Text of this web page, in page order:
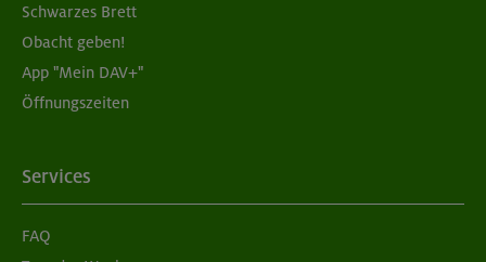
Schwarzes Brett
Obacht geben!
App "Mein DAV+"
Öffnungszeiten
Services
FAQ